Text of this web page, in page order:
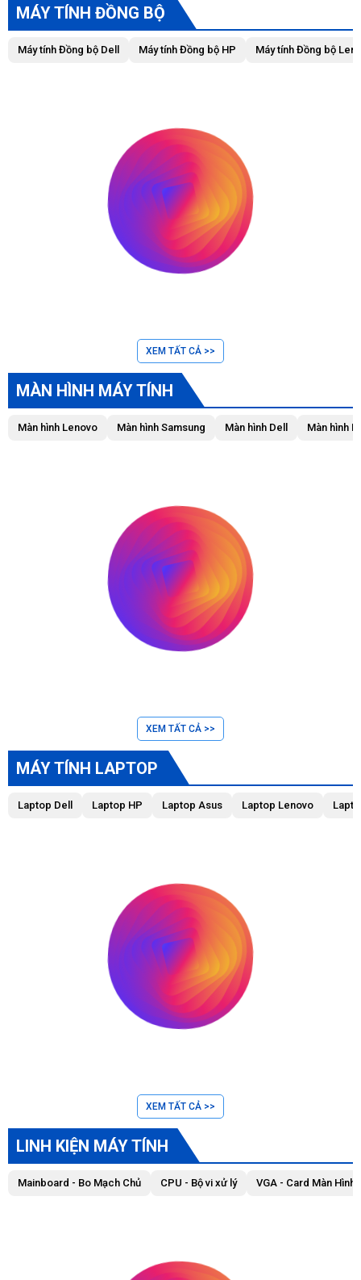
MÁY TÍNH ĐỒNG BỘ
Máy tính Đồng bộ Dell Máy tính Đồng bộ HP Máy tính Đồng bộ
XEM TẤT CẢ >>
MÀN HÌNH MÁY TÍNH
Màn hình Lenovo Màn hình Samsung Màn hình Dell Màn hình
XEM TẤT CẢ >>
MÁY TÍNH LAPTOP
Laptop Dell Laptop HP Laptop Asus Laptop Lenovo
XEM TẤT CẢ >>
LINH KIỆN MÁY TÍNH
Mainboard - Bo Mạch Chủ CPU - Bộ vi xử lý VGA - Card Màn Hình